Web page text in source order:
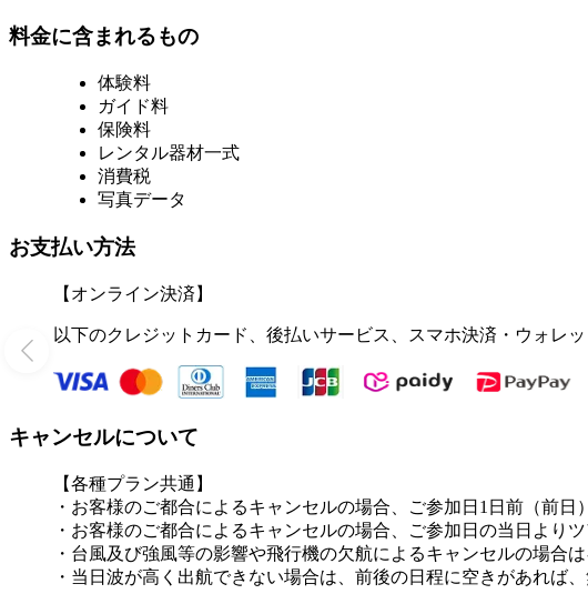
料金に含まれるもの
体験料
ガイド料
保険料
レンタル器材一式
消費税
写真データ
お支払い方法
【オンライン決済】
以下のクレジットカード、後払いサービス、スマホ決済・ウォレッ
キャンセルについて
【各種プラン共通】
・お客様のご都合によるキャンセルの場合、ご参加日1日前（前日
・お客様のご都合によるキャンセルの場合、ご参加日の当日より
・台風及び強風等の影響や飛行機の欠航によるキャンセルの場合
・当日波が高く出航できない場合は、前後の日程に空きがあれば